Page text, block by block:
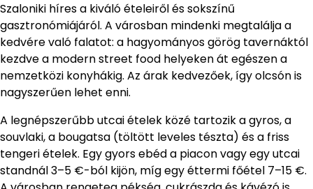
Szaloniki híres a kiváló ételeiről és sokszínű
gasztronómiájáról. A városban mindenki megtalálja a
kedvére való falatot: a hagyományos görög tavernáktól
kezdve a modern street food helyeken át egészen a
nemzetközi konyhákig. Az árak kedvezőek, így olcsón is
nagyszerűen lehet enni.
A legnépszerűbb utcai ételek közé tartozik a gyros, a
souvlaki, a bougatsa (töltött leveles tészta) és a friss
tengeri ételek. Egy gyors ebéd a piacon vagy egy utcai
standnál 3–5 €-ból kijön, míg egy éttermi főétel 7–15 €.